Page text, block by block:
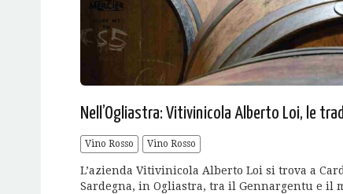
Nell’Ogliastra: Vitivinicola Alberto Loi, le
Vino Rosso Vino Rosso
L’azienda Vitivinicola Alberto Loi si trova a
Sardegna, in Ogliastra, tra il Gennargentu e